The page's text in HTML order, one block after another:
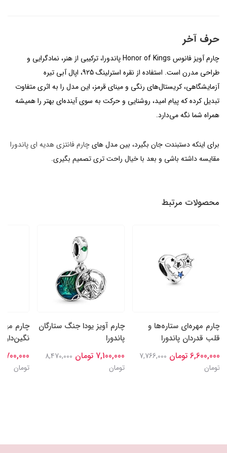
حرف آخر
چارم آویز فانوس Honor of Kings پاندورا، ترکیبی از هنر، نمادگرایی و
طراحی مدرن است. استفاده از نقره استرلینگ 925، اپال آبی تیره
آزمایشگاهی، کریستال‌های رنگی و مینای قرمز، این مدل را به اثری متفاوت
تبدیل کرده که پیام امید، روشنایی و حرکت به سوی آینده‌ای بهتر را همیشه
همراه شما نگه می‌دارد.
برای اینکه دستبندت جان بگیرد، بین مدل هایچارم فانتزی هدیه ای پاندورا
مقایسه داشته باشی و بعد با خیال راحت تری تصمیم بگیری.
محصولات مرتبط
چارم مهره‌ای ستاره‌ها و
قلب قدردان پاندورا
6,600,000 تومان
7,766,000
تومان
چارم آویز یودا جنگ ستارگان
پاندورا
7,100,000 تومان
8,470,000
تومان
چارم
نگین‌دار
6,700,000
تومان